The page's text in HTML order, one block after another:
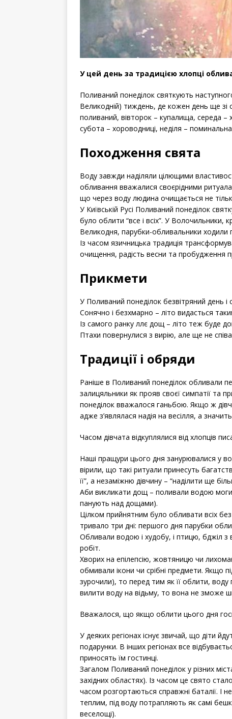
У цей день за традицією хлопці
Поливаний понеділок святкують
Великодній) тиждень, де кожен день ще зі
поливаний, вівторок – купалища, середа
субота – хороводниці, неділя –
Походження свята
Воду завжди наділяли цілющими
обливання вважалися своєрідними
що через воду людина очищається не
У Київській Русі Поливаний понеділок
було облити “все і всіх”. У Волочильники,
Великодня, парубки-обливальники ходили
Із часом язичницька традиція
очищення, радість весни та пробудження
Прикмети
У Поливаний понеділок безвітряний день
Сонячно і безхмарно – літо видасться
Із самого ранку ллє дощ – літо теж буде
Птахи повернулися з вирію, але ще не
Традиції і обряди
Раніше в Поливаний понеділок обливали
залицяльники як прояв своєї симпатії та
понеділок вважалося ганьбою. Якщо ж
адже з’являлася надія на весілля, а
Часом дівчата відкуплялися від хлопців
Наші пращури цього дня занурювалися у
вірили, що такі ритуали принесуть
її”, а незаміжню дівчину – “наділити ще
Аби викликати дощ – поливали водою
панують над дощами).
Цілком прийнятним було обливати всіх
тривало три дні: першого дня парубки
Обливали водою і худобу, і птицю, бджіл
робіт.
Хворих на епілепсію, жовтяницю чи
обмивали ікони чи срібні предмети. Якщо
зурочили), то перед тим як її облити,
вилити воду на відьму, то вона не зможе
Вважалося, що якщо облити цього дня
У деяких регіонах існує звичай, що діти
подарунки. В інших регіонах все
приносять їм гостинці.
Загалом Поливаний понеділок у різних
західних областях). Із часом це свято
часом розгортаються справжні баталії.
теплим, під воду потрапляють як самі
веселощі).